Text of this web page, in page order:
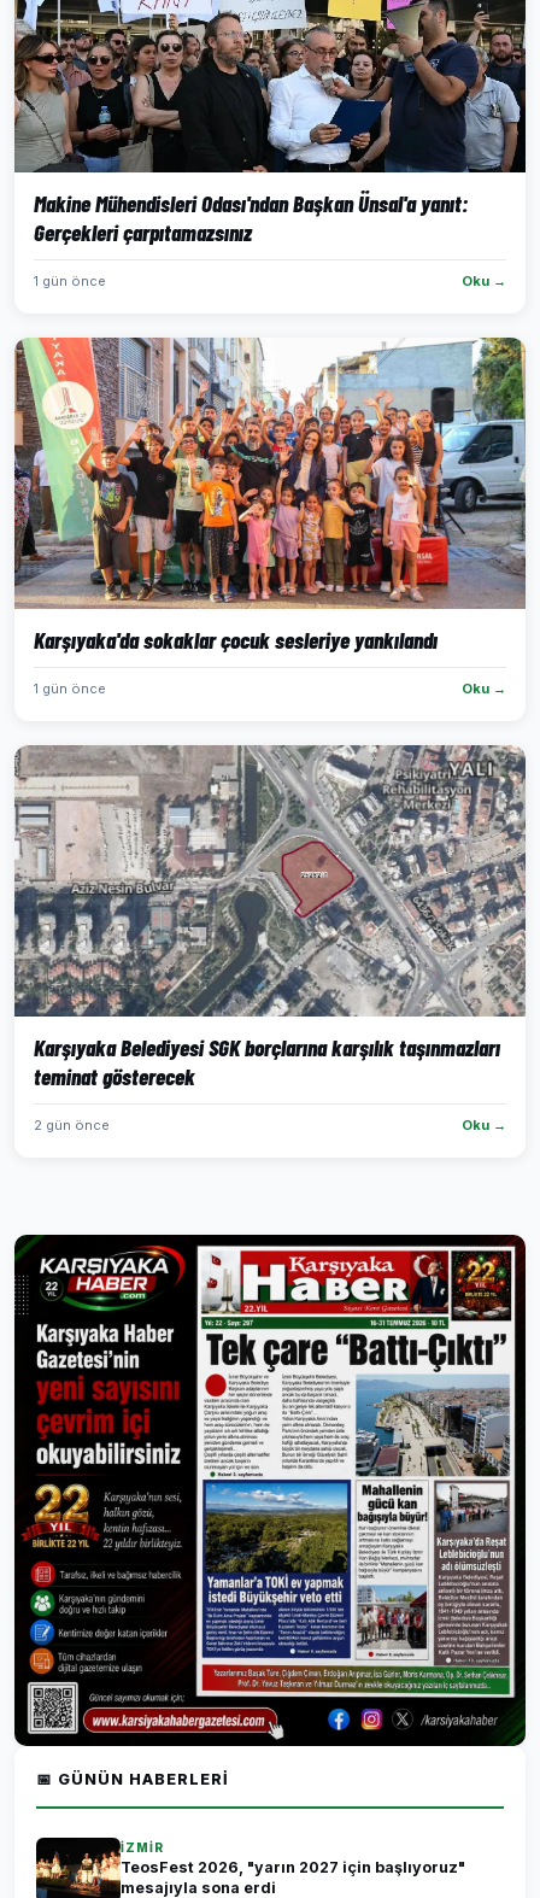
Makine Mühendisleri Odası'ndan Başkan Ünsal'a yanıt:
Gerçekleri çarpıtamazsınız
1 gün önce Oku →
Karşıyaka'da sokaklar çocuk sesleriye yankılandı
1 gün önce Oku →
Karşıyaka Belediyesi SGK borçlarına karşılık taşınmazları
teminat gösterecek
2 gün önce Oku →
📅 GÜNÜN HABERLERI
İZMİR
TeosFest 2026, "yarın 2027 için başlıyoruz"
mesajıyla sona erdi